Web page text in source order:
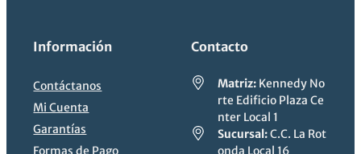
Información
Contáctanos
Mi Cuenta
Garantías
Formas de Pago
Contacto
Matriz: Kennedy No
rte Edificio Plaza Ce
nter Local 1
Sucursal:C.C. La Rot
onda Local 16